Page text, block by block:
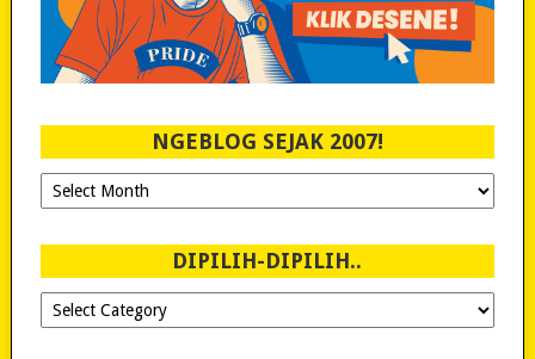
NGEBLOG SEJAK 2007!
Ngeblog
Sejak
DIPILIH-DIPILIH..
Dipilih-
dipilih..